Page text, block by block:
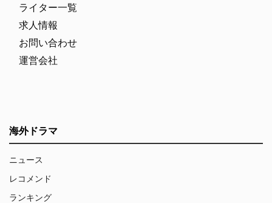
ライター一覧
求人情報
お問い合わせ
運営会社
海外ドラマ
ニュース
レコメンド
ランキング